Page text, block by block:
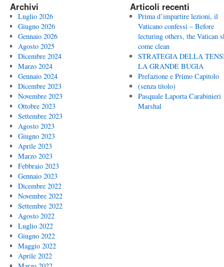
Archivi
Luglio 2026
Giugno 2026
Gennaio 2026
Agosto 2025
Dicembre 2024
Marzo 2024
Gennaio 2024
Dicembre 2023
Novembre 2023
Ottobre 2023
Settembre 2023
Agosto 2023
Giugno 2023
Aprile 2023
Marzo 2023
Febbraio 2023
Gennaio 2023
Dicembre 2022
Novembre 2022
Settembre 2022
Agosto 2022
Luglio 2022
Giugno 2022
Maggio 2022
Aprile 2022
Articoli recenti
Prima d’impartire lezioni, il
Vaticano confessi – Before
lecturing others, the Vatican
come clean
STRATEGIA DELLA
LA GRANDE BUGIA
Prefazione e Primo Capitolo
(senza titolo)
Pasquale Laporta Carabinieri
Marshal